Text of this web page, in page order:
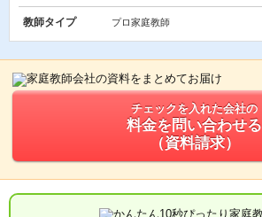
教師タイプ プロ家庭教師
チェックを入れた会社の
料金を問い合わせる
（資料請求）